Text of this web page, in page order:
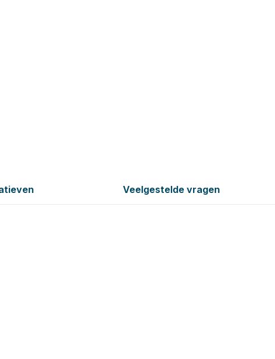
Veelgestelde vragen